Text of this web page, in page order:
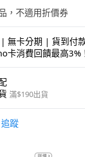
，不適用折價券
無卡分期 | 貨到付
ATM | 銀聯卡
卡消費回饋最高3%
滿$190出貨
追蹤